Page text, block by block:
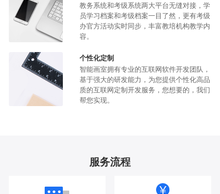
教务系统和考级系统两大平台无缝对接，学
员学习档案和考级档案一目了然，更有考级
办官方活动实时同步，丰富教培机构教学内
容。
个性化定制
智能画室拥有专业的互联网软件开发团队，
基于强大的研发能力，为您提供个性化高品
质的互联网定制开发服务，您想要的，我们
帮您实现。
服务流程